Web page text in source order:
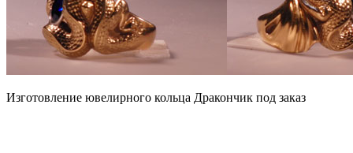
Изготовление ювелирного кольца Дракончик под заказ